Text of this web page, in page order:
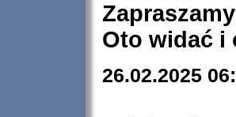
Oto widać i
26.02.2025